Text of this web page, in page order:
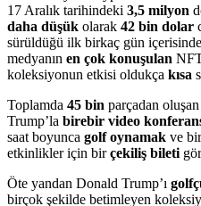
17 Aralık tarihindeki 3,5 milyon
daha düşük olarak 42 bin dolar
sürüldüğü ilk birkaç gün içerisinde
medyanın en çok konuşulan
koleksiyonun etkisi oldukça kısa
Toplamda 45 bin parçadan
Trump’la birebir video
saat boyunca golf oynamak ve
etkinlikler için birçekiliş bileti
Öte yandan Donald Trump’ı
birçok şekilde betimleyen